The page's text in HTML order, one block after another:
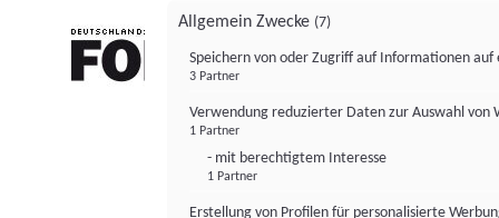
Allgemein Zwecke (7)
Speichern von oder Zugriff auf Informationen auf
3 Partner
Verwendung reduzierter Daten zur Auswahl von
1 Partner
- mit berechtigtem Interesse
1 Partner
Erstellung von Profilen für personalisierte
FONDS professionell